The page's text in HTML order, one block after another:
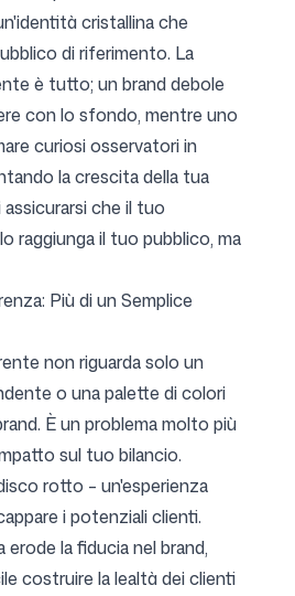
cristallina che
di riferimento. La
è tutto; un brand debole
con lo sfondo, mentre uno
curiosi osservatori in
la crescita della tua
che il tuo
raggiunga il tuo pubblico, ma
Più di un Semplice
non riguarda solo un
o una palette di colori
È un problema molto più
sul tuo bilancio.
rotto – un'esperienza
i potenziali clienti.
la fiducia nel brand,
costruire la lealtà dei clienti